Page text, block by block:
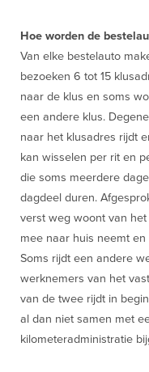
Hoe worden de
Van elke bestelauto
bezoeken 6 tot 15
naar de klus en soms
een andere klus.
naar het klusadres rijdt
kan wisselen per rit en
die soms meerdere
dagdeel duren.
verst weg woont van het
mee naar huis neemt
Soms rijdt een andere
werknemers van het
van de twee rijdt in
al dan niet samen met
kilometeradministratie